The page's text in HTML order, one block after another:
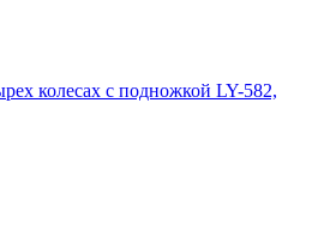
колесах с подножкой LY-582,